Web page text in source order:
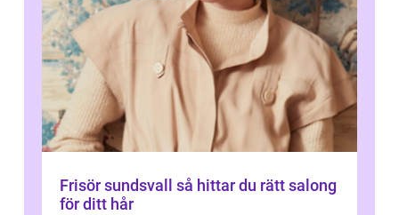
Frisör sundsvall så hittar du rätt salong
för ditt hår